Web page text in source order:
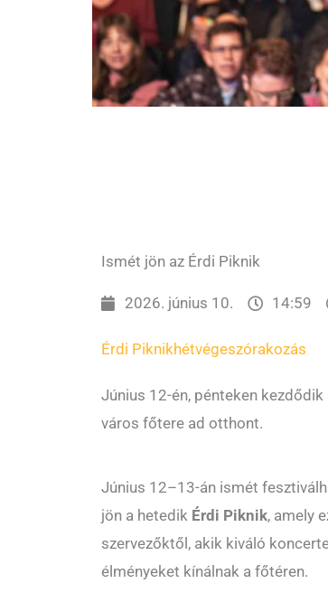
Ismét jön az Érdi Piknik
2026. június 10. 14:59
Érdi Piknikhétvégeszórakozás
Június 12-én, pénteken
város főtere ad otthont.
Június 12–13-án ismét
jön a hetedik Érdi Piknik, amely
szervezőktől, akik kiváló
élményeket kínálnak a főtéren.